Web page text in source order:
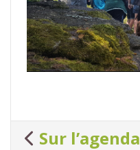
Sur l’agenda